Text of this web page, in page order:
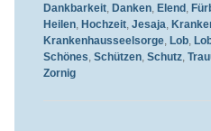
Dankbarkeit, Danken, Elend ,
Heilen, Hochzeit, Jesaja,
Krankenhausseelsorge, Lob,
Schönes, Schützen, Schutz,
Zornig